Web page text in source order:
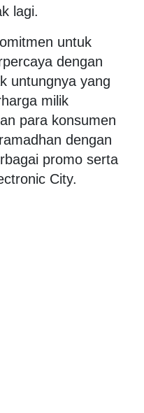
lagi.
untuk
dengan
untungnya yang
milik
para konsumen
dengan
promo serta
City.